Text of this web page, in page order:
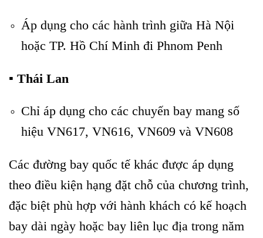
Áp dụng cho các hành trình giữa Hà Nội
hoặc TP. Hồ Chí Minh đi Phnom Penh
▪️ Thái Lan
Chỉ áp dụng cho các chuyến bay mang số
hiệu VN617, VN616, VN609 và VN608
Các đường bay quốc tế khác được áp dụng
theo điều kiện hạng đặt chỗ của chương trình,
đặc biệt phù hợp với hành khách có kế hoạch
bay dài ngày hoặc bay liên lục địa trong năm